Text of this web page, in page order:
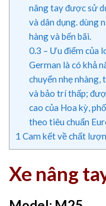
nâng tay được sử
và dân dụng. dùng
hàng và bến bãi.
0.3 – Ưu điểm của
German là có khả
chuyển nhẹ
và bảo trí thấp;
cao của Hoa kỳ,
theo tiêu chuẩn
1 Cam kết về chất
Xe nâng